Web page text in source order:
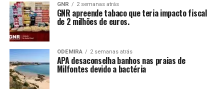
GNR 2 semanas atrás
GNR apreende tabaco que teria impacto fiscal
de 2 milhões de euros.
ODEMIRA 2 semanas atrás
APA desaconselha banhos nas praias de
Milfontes devido a bactéria